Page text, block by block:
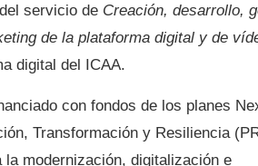
servicio de Creación, desarrollo,
de la plataforma digital y de
digital del ICAA.
con fondos de los planes
Transformación y Resiliencia
modernización, digitalización e